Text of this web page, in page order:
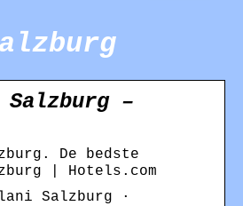
–
De bedste
| Hotels.com
Salzburg ·